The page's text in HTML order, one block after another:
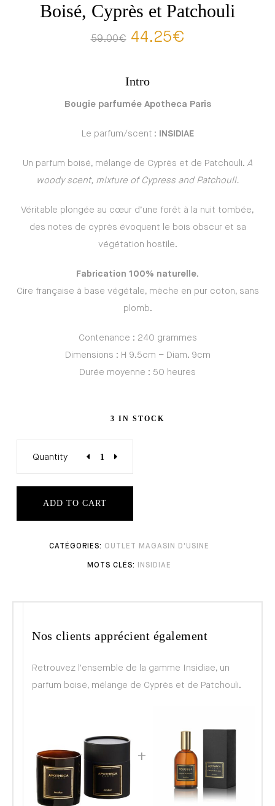
Boisé, Cyprès et Patchouli
59.00€ 44.25€
Intro
Bougie parfumée Apotheca Paris
Le parfum/scent : INSIDIAE
Un parfum boisé, mélange de Cyprès et de Patchouli. A
woody scent, mixture of Cypress and Patchouli.
Véritable plongée au cœur d’une forêt à la nuit tombée,
des notes de cyprès évoquent le bois obscur et sa
végétation hostile.
Fabrication 100% naturelle.
Cire française à base végétale, mèche en pur coton, sans
plomb.
Contenance : 240 grammes
Dimensions : H 9.5cm – Diam. 9cm
Durée moyenne : 50 heures
3 IN STOCK
Quantity
ADD TO CART
OUTLET MAGASIN D'USINE
INSIDIAE
Nos clients apprécient également
Retrouvez l'ensemble de la gamme Insidiae, un
parfum boisé, mélange de Cyprès et de Patchouli.